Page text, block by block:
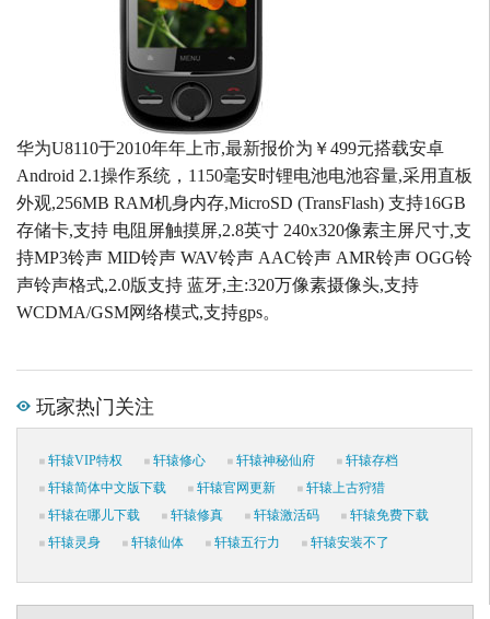
华为U8110于2010年年上市,最新报价为￥499元搭载安卓
Android 2.1操作系统，1150毫安时锂电池电池容量,采用直板
外观,256MB RAM机身内存,MicroSD (TransFlash) 支持16GB
存储卡,支持 电阻屏触摸屏,2.8英寸 240x320像素主屏尺寸,支
持MP3铃声 MID铃声 WAV铃声 AAC铃声 AMR铃声 OGG铃
声铃声格式,2.0版支持 蓝牙,主:320万像素摄像头,支持
WCDMA/GSM网络模式,支持gps。
玩家热门关注
轩辕VIP特权 轩辕修心 轩辕神秘仙府
轩辕存档
轩辕简体中文版下载
轩辕官网更新
轩辕上古狩猎
轩辕在哪儿下载
轩辕修真 轩辕激活码
轩辕免费下载
轩辕灵身
轩辕仙体 轩辕五行力 轩辕安装不了